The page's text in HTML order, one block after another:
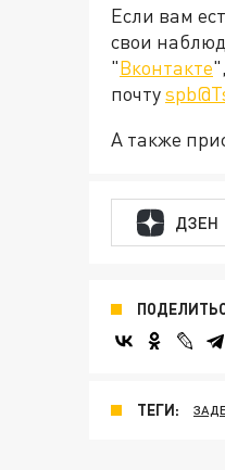
Если вам
свои
"Вконтакте",
почту
А также
ДЗЕН
ТЕГИ: